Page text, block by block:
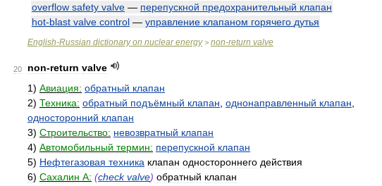
overflow safety valve — перепускной предохранительный клапан
hot-blast valve control — управление клапаном горячего дутья
English-Russian dictionary on nuclear energy> non-return valve
20 non-return valve
1) Авиация: обратный клапан
2) Техника: обратный подъёмный клапан однонаправленный клапан
односторонний клапан
3) Строительство: невозвратный клапан
4) Автомобильный термин: перепускной клапан
5) Нефтегазовая техника клапан одностороннего действия
6) Сахалин А: (check valve) обратный клапан